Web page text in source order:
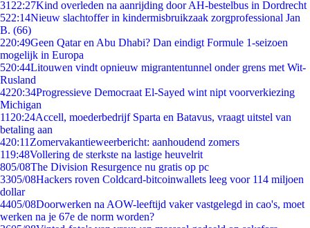
31 22:27Kind overleden na aanrijding door AH-bestelbus in Dordrecht
522:14Nieuw slachtoffer in kindermisbruikzaak zorgprofessional Jan
B. (66)
220:49Geen Qatar en Abu Dhabi? Dan eindigt Formule 1-seizoen
mogelijk in Europa
520:44Litouwen vindt opnieuw migrantentunnel onder grens met Wit-
Rusland
4220:34Progressieve Democraat El-Sayed wint nipt voorverkiezing
Michigan
11 20:24Accell, moederbedrijf Sparta en Batavus, vraagt uitstel van
betaling aan
420:11 Zomervakantieweerbericht: aanhoudend zomers
119:48Vollering de sterkste na lastige heuvelrit
805/08The Division Resurgence nu gratis op pc
3305/08Hackers roven Coldcard-bitcoinwallets leeg voor 114 miljoen
dollar
4405/08Doorwerken na AOW-leeftijd vaker vastgelegd in cao's, moet
werken na je 67e de norm worden?